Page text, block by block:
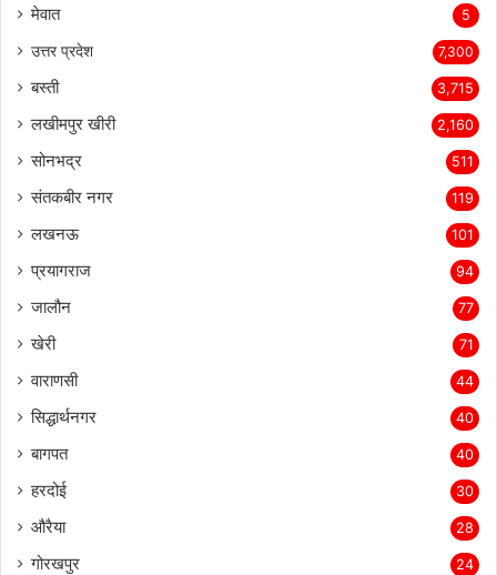
मेवात 5
उत्तर प्रदेश 7,300
बस्ती 3,715
लखीमपुर खीरी 2,160
सोनभद्र 511
संतकबीर नगर 119
लखनऊ 101
प्रयागराज 94
जालौन 77
खेरी 71
वाराणसी 44
सिद्धार्थनगर 40
बागपत 40
हरदोई 30
औरैया 28
गोरखपुर 24